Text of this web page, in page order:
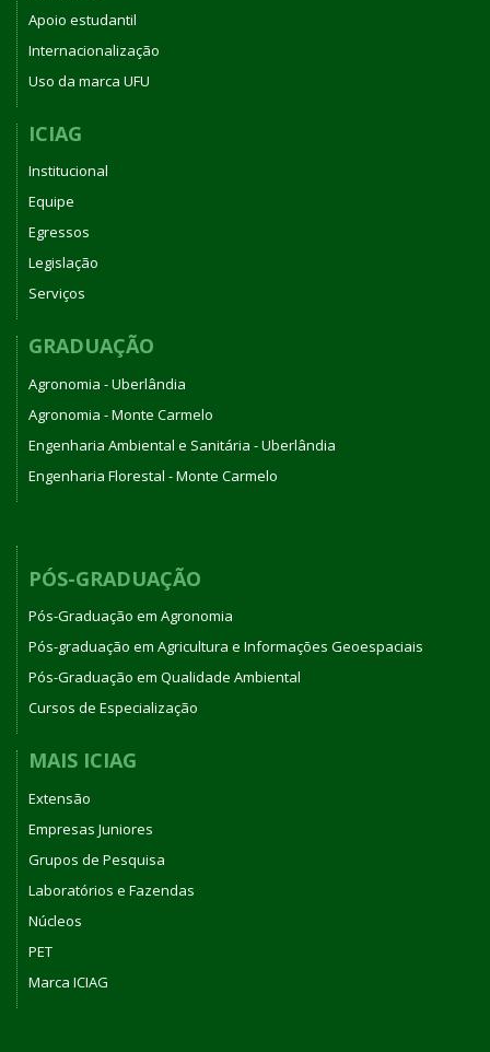
Apoio estudantil
Internacionalização
Uso da marca UFU
ICIAG
Institucional
Equipe
Egressos
Legislação
Serviços
GRADUAÇÃO
Agronomia - Uberlândia
Agronomia - Monte Carmelo
Engenharia Ambiental e Sanitária - Uberlândia
Engenharia Florestal - Monte Carmelo
PÓS-GRADUAÇÃO
Pós-Graduação em Agronomia
Pós-graduação em Agricultura e Informações Geoespaciais
Pós-Graduação em Qualidade Ambiental
Cursos de Especialização
MAIS ICIAG
Extensão
Empresas Juniores
Grupos de Pesquisa
Laboratórios e Fazendas
Núcleos
PET
Marca ICIAG